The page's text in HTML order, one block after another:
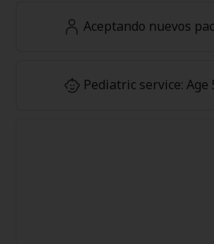
Aceptando nuevos
Pediatric service: Age